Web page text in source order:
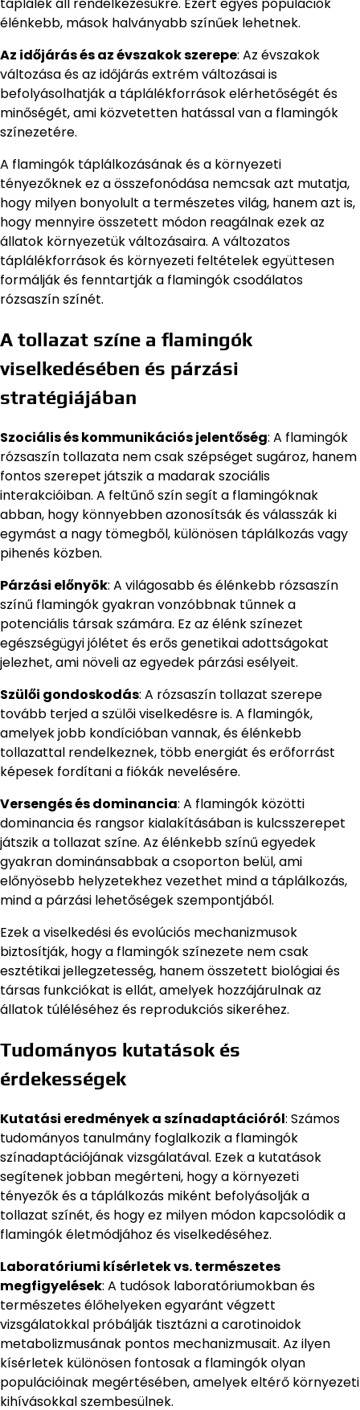
élénkebb, mások halványabb színűek lehetnek.
Az időjárás és az évszakok szerepe: Az évszakok
változása és az időjárás extrém változásai is
befolyásolhatják a táplálékforrások elérhetőségét és
minőségét, ami közvetetten hatással van a flamingók
színezetére.
A flamingók táplálkozásának és a környezeti
tényezőknek ez a összefonódása nemcsak azt mutatja,
hogy milyen bonyolult a természetes világ, hanem azt is,
hogy mennyire összetett módon reagálnak ezek az
állatok környezetük változásaira. A változatos
táplálékforrások és környezeti feltételek együttesen
formálják és fenntartják a flamingók csodálatos
rózsaszín színét.
A tollazat színe a flamingók
viselkedésében és párzási
stratégiájában
Szociális és kommunikációs jelentőség: A flamingók
rózsaszín tollazata nem csak szépséget sugároz, hanem
fontos szerepet játszik a madarak szociális
interakcióiban. A feltűnő szín segít a flamingóknak
abban, hogy könnyebben azonosítsák és válasszák ki
egymást a nagy tömegből, különösen táplálkozás vagy
pihenés közben.
Párzási előnyök: A világosabb és élénkebb rózsaszín
színű flamingók gyakran vonzóbbnak tűnnek a
potenciális társak számára. Ez az élénk színezet
egészségügyi jólétet és erős genetikai adottságokat
jelezhet, ami növeli az egyedek párzási esélyeit.
Szülői gondoskodás: A rózsaszín tollazat szerepe
tovább terjed a szülői viselkedésre is. A flamingók,
amelyek jobb kondícióban vannak, és élénkebb
tollazattal rendelkeznek, több energiát és erőforrást
képesek fordítani a fiókák nevelésére.
Versengés és dominancia: A flamingók közötti
dominancia és rangsor kialakításában is kulcsszerepet
játszik a tollazat színe. Az élénkebb színű egyedek
gyakran dominánsabbak a csoporton belül, ami
előnyösebb helyzetekhez vezethet mind a táplálkozás,
mind a párzási lehetőségek szempontjából.
Ezek a viselkedési és evolúciós mechanizmusok
biztosítják, hogy a flamingók színezete nem csak
esztétikai jellegzetesség, hanem összetett biológiai és
társas funkciókat is ellát, amelyek hozzájárulnak az
állatok túléléséhez és reprodukciós sikeréhez.
Tudományos kutatások és
érdekességek
Kutatási eredmények a színadaptációról: Számos
tudományos tanulmány foglalkozik a flamingók
színadaptációjának vizsgálatával. Ezek a kutatások
segítenek jobban megérteni, hogy a környezeti
tényezők és a táplálkozás miként befolyásolják a
tollazat színét, és hogy ez milyen módon kapcsolódik a
flamingók életmódjához és viselkedéséhez.
Laboratóriumi kísérletek vs. természetes
megfigyelések: A tudósok laboratóriumokban és
természetes élőhelyeken egyaránt végzett
vizsgálatokkal próbálják tisztázni a carotinoidok
metabolizmusának pontos mechanizmusait. Az ilyen
kísérletek különösen fontosak a flamingók olyan
populációinak megértésében, amelyek eltérő környezeti
kihívásokkal szembesülnek.